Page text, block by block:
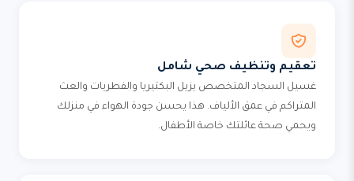
تعقيم وتنظيف صحي شامل
غسيل السجاد المتخصص يزيل البكتيريا والفطريات والعث
المتراكم في عمق الألياف. هذا يحسن جودة الهواء في منزلك
ويحمي صحة عائلتك خاصة الأطفال.